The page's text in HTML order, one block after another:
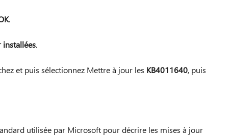
.
installées.
et puis sélectionnez Mettre à jour les KB4011640, puis
utilisée par Microsoft pour décrire les mises à jour